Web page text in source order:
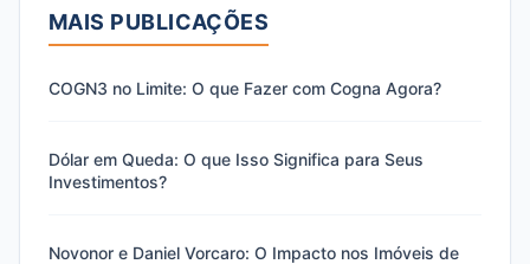
MAIS PUBLICAÇÕES
COGN3 no Limite: O que Fazer com Cogna Agora?
Dólar em Queda: O que Isso Significa para Seus
Investimentos?
Novonor e Daniel Vorcaro: O Impacto nos Imóveis de